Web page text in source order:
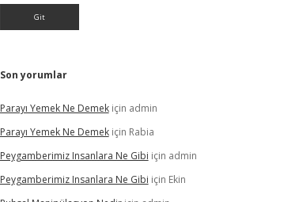
Son yorumlar
Parayı Yemek Ne Demekiçin admin
Parayı Yemek Ne Demekiçin Rabia
Peygamberimiz Insanlara Ne Gibi için admin
Peygamberimiz Insanlara Ne Gibi için Ekin